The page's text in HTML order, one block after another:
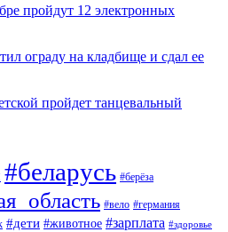
пройдут 12 электронных
ограду на кладбище и сдал ее
пройдет танцевальный
#беларусь #берёза
#вело #германия
#дети #животное #зарплата #здоровье